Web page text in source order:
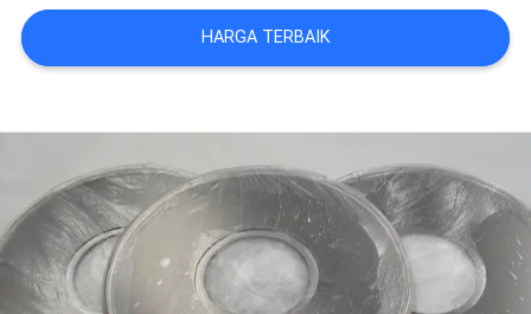
QUOTE
SITEMAP
PRIVACY
HARGA TERBAIK